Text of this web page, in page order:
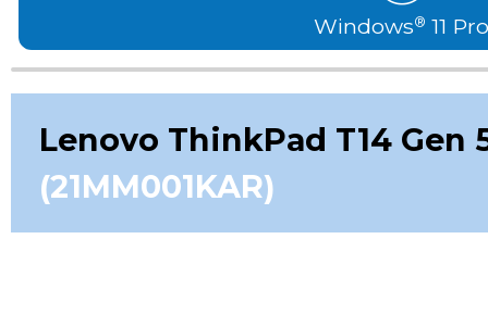
Windows® 11
Lenovo ThinkPad T14 Gen
(21MM001KAR)